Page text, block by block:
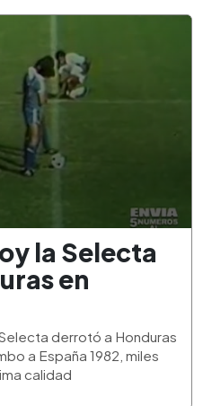
la Selecta
en
derrotó a Honduras
a España 1982, miles
calidad